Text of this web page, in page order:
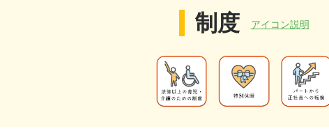
制度 アイコン説明